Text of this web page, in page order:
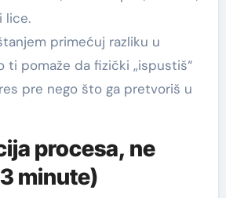
lice.
primećuj razliku u
ti pomaže da fizički „ispustiš“
pre nego što ga pretvoriš u
procesa, ne
minute)